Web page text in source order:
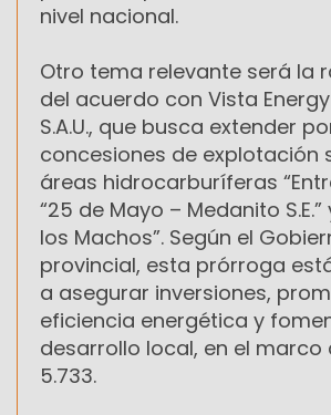
nivel nacional.
Otro tema relevante será la
del acuerdo con Vista
S.A.U., que busca extender
concesiones de explotación
áreas hidrocarburíferas
“25 de Mayo – Medanito
los Machos”. Según el
provincial, esta prórroga
a asegurar inversiones,
eficiencia energética y
desarrollo local, en el marco
5.733.